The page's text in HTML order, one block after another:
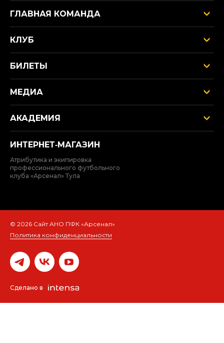
ГЛАВНАЯ КОМАНДА
КЛУБ
БИЛЕТЫ
МЕДИА
АКАДЕМИЯ
ИНТЕРНЕТ‑МАГАЗИН
Атрибутика и экипировка
профессионального футбольного
клуба «Арсенал» Тула
© 2026 Сайт АНО ПФК «Арсенал»
Политика конфиденциальности
Сделано в